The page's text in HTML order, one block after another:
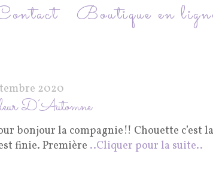
Boutique en
2020
D’Automne
bonjour la compagnie!! Chouette c’est
finie. Première ..Cliquer pour la suite..